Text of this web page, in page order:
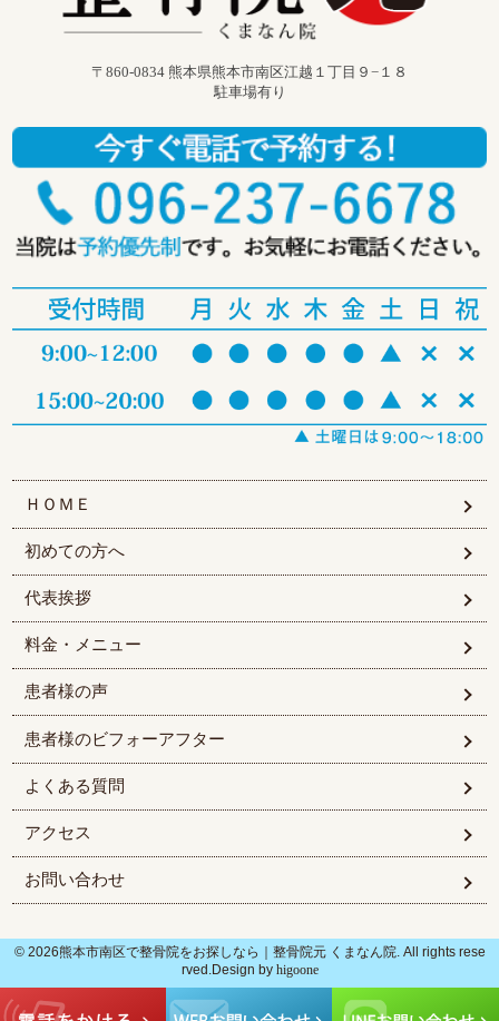
〒860-0834 熊本県熊本市南区江越１丁目９−１８
駐車場有り
ＨＯＭＥ
初めての方へ
代表挨拶
料金・メニュー
患者様の声
患者様のビフォーアフター
よくある質問
アクセス
お問い合わせ
© 2026熊本市南区で整骨院をお探しなら｜整骨院元 くまなん院. All rights rese
rved.Design by higoone